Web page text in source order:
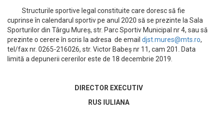
Structurile sportive legal constituite care doresc să fie
cuprinse în calendarul sportiv pe anul 2020 să se prezinte la Sala
Sporturilor din Târgu Mureș, str. Parc Sportiv Municipal nr 4, sau să
prezinte o cerere în scris la adresa de email djst.mures@mts.ro,
tel/fax nr. 0265-216026, str. Victor Babeș nr 11, cam 201. Data
limită a depunerii cererilor este de 18 decembrie 2019.
DIRECTOR EXECUTIV
RUS IULIANA